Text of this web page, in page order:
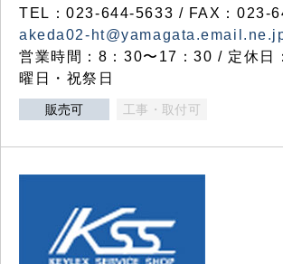
TEL：023-644-5633 / FAX：023-
akeda02-
営業時間：8：30〜17：30 / 定休日
曜日・祝祭日
販売可 工事・取付可